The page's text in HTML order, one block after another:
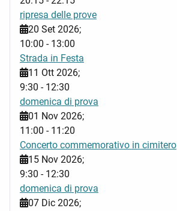
ripresa delle prove
20 Set 2026;
10:00 - 13:00
Strada in Festa
11 Ott 2026;
9:30 - 12:30
domenica di prova
01 Nov 2026;
11:00 - 11:20
Concerto commemorativo in cimitero
15 Nov 2026;
9:30 - 12:30
domenica di prova
07 Dic 2026;